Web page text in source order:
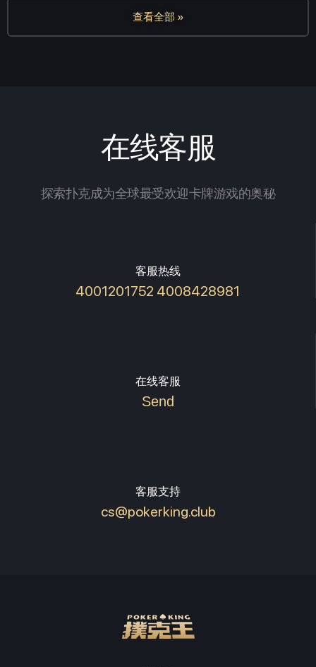
查看全部 »
在线客服
探索扑克成为全球最受欢迎卡牌游戏的奥秘
客服热线
4001201752 4008428981
在线客服
Send
客服支持
cs@pokerking.club